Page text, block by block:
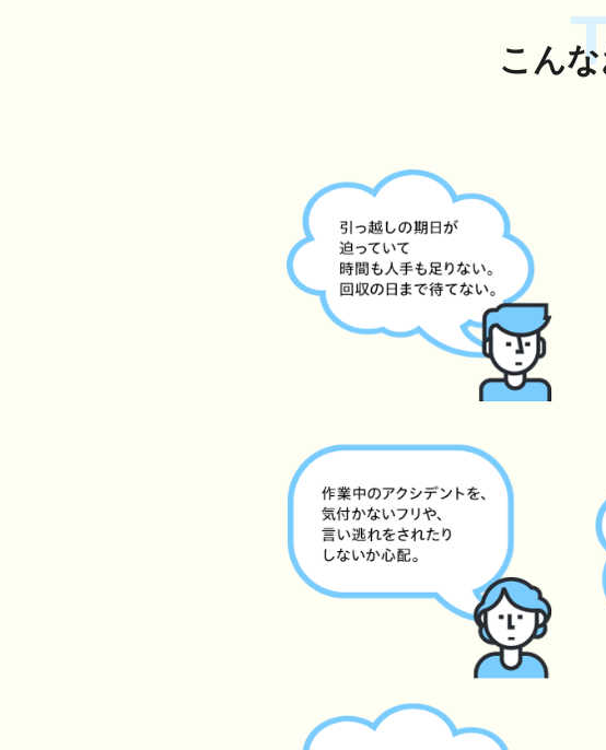
こんな